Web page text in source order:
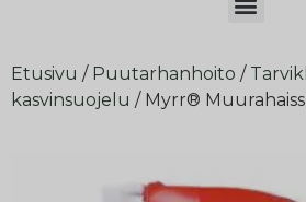
Etusivu / Puutarhanhoito /
kasvinsuojelu / Myrr®